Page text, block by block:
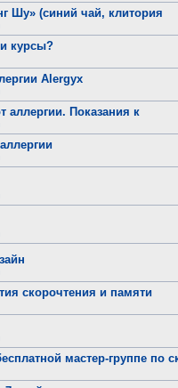
Шу» (синий чай, клитория
курсы?
Alergyx
аллергии. Показания к
скорочтения и памяти
мастер-группе по